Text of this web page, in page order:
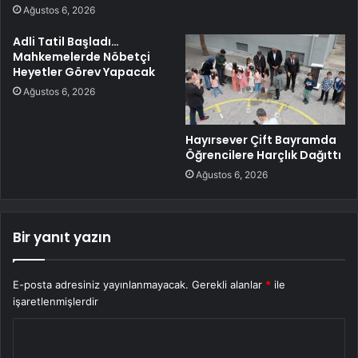
Ağustos 6, 2026
Adli Tatil Başladı…
Mahkemelerde Nöbetçi
Heyetler Görev Yapacak
Ağustos 6, 2026
Hayırsever Çift Bayramda
Öğrencilere Harçlık Dağıttı
Ağustos 6, 2026
Bir yanıt yazın
E-posta adresiniz yayınlanmayacak. Gerekli alanlar * ile
işaretlenmişlerdir